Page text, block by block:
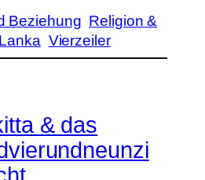
Beziehung Religion &
Vierzeiler
& das